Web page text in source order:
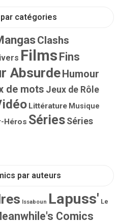
catégories
Clashs
Films Fins
AbsurdeHumour
de mots Jeux de Rôle
Littérature Musique
Héros Séries Séries
par auteurs
Issaboun Lapuss' Le
Comics